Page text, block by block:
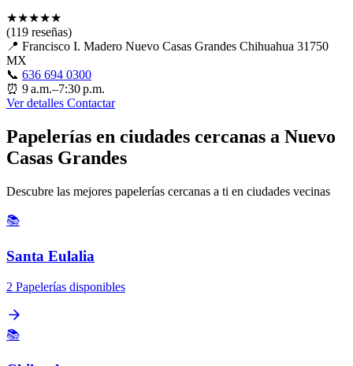
★★★★★
(119 reseñas)
📍 Francisco I. Madero Nuevo Casas Grandes Chihuahua 31750
MX
📞 636 694 0300
⏰ 9 a.m.–7:30 p.m.
Ver detalles Contactar
Papelerías en ciudades cercanas a Nuevo
Casas Grandes
Descubre las mejores papelerías cercanas a ti en ciudades vecinas
📚
Santa Eulalia
2 Papelerías disponibles
📚